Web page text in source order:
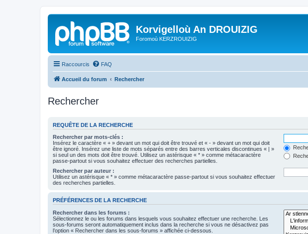
Korvigelloù An DROUIZIG
Foromoù KERZROUIZIG
Raccourcis FAQ
Accueil du forum Rechercher
Rechercher
REQUÊTE DE LA RECHERCHE
Rechercher par mots-clés :
Insérez le caractère « + » devant un mot qui doit être trouvé et « - » devant un mot qui doit
être ignoré. Insérez une liste de mots séparés entre des barres verticales discontinues « | »
si seul un des mots doit être trouvé. Utilisez un astérisque « * » comme métacaractère
passe-partout si vous souhaitez effectuer des recherches partielles.
Rechercher par auteur :
Utilisez un astérisque « * » comme métacaractère passe-partout si vous souhaitez effectuer
des recherches partielles.
PRÉFÉRENCES DE LA RECHERCHE
Rechercher dans les forums :
Sélectionnez le ou les forums dans lesquels vous souhaitez effectuer une recherche. Les
sous-forums seront automatiquement inclus dans la recherche si vous ne désactivez pas
l’option « Rechercher dans les sous-forums » affichée ci-dessous.